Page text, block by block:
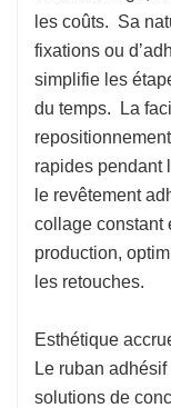
les coûts. Sa
fixations ou
simplifie les
du temps. La
rapides pendant
le revêtement
collage constant
production,
les retouches.
Esthétique
Le ruban
solutions de